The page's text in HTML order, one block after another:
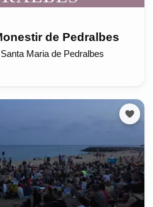
de Pedralbes
Maria de Pedralbes